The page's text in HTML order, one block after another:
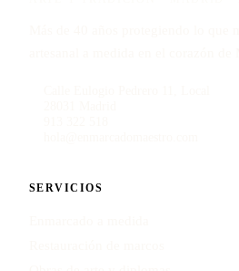
SERVICIOS